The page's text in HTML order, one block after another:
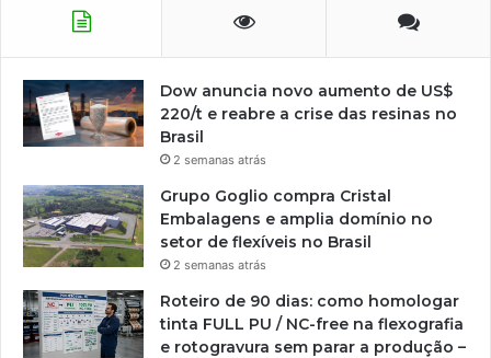
Dow anuncia novo aumento de US$
220/t e reabre a crise das resinas no
Brasil
2 semanas atrás
Grupo Goglio compra Cristal
Embalagens e amplia domínio no
setor de flexíveis no Brasil
2 semanas atrás
Roteiro de 90 dias: como homologar
tinta FULL PU / NC-free na flexografia
e rotogravura sem parar a produção –